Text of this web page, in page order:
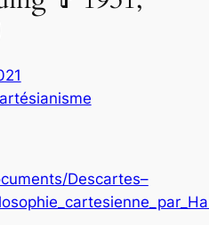
Descartes–